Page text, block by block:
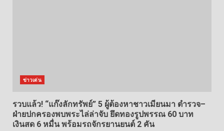
ข่าวเด่น
รวบแล้ว! “แก๊งลักทรัพย์” 5 ผู้ต้องหาชาวเมียนมา ตำรวจ–
ฝ่ายปกครองพบพระไล่ล่าจับ ยึดทองรูปพรรณ 60 บาท
เงินสด 6 หมื่น พร้อมรถจักรยานยนต์ 2 คัน